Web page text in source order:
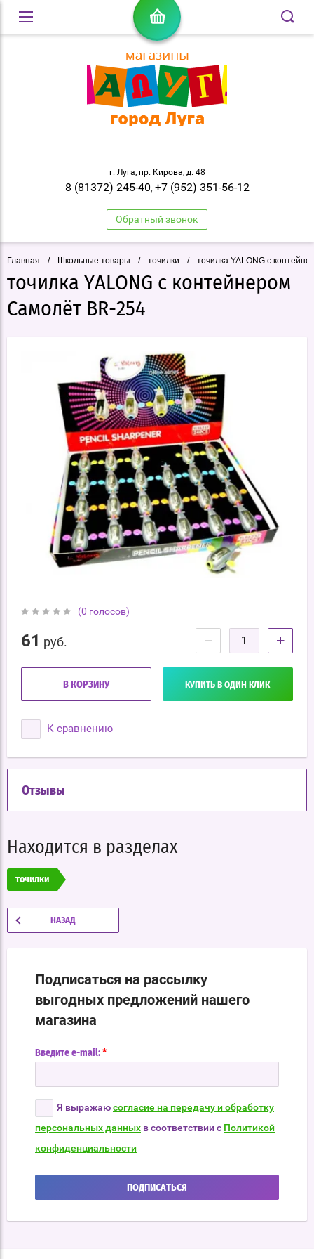
г. Луга, пр. Кирова, д. 48
8 (81372) 245-40, +7 (952) 351-56-12
Обратный звонок
Главная / Школьные товары / точилки / точилка YALONG с
точилка YALONG с контейнером
Самолёт BR-254
(0 голосов)
61 руб. − +
В КОРЗИНУ КУПИТЬ В ОДИН КЛИК
К сравнению
Отзывы
Находится в разделах
точилки
НАЗАД
Подписаться на рассылку
выгодных предложений нашего
магазина
Введите e-mail: *
Я выражаюсогласие на передачу и обработку
персональных данных в соответствии с Политикой
конфиденциальности
ПОДПИСАТЬСЯ